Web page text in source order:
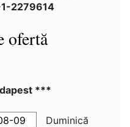
2279614
ofertă
***
Duminică